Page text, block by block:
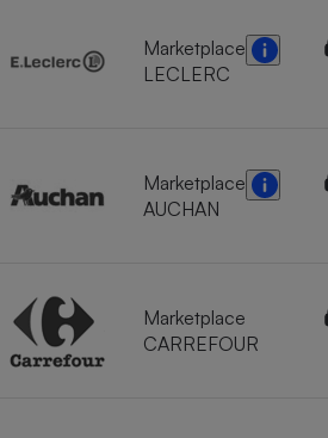
Marketplace
LECLERC
Marketplace
AUCHAN
Marketplace
CARREFOUR